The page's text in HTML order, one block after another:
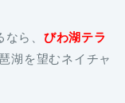
ら、 びわ湖テラ
湖を望むネイチャ